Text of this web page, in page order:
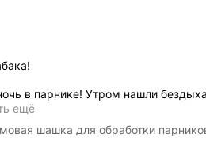
в парнике! Утром нашли
ещё
шашка для обработки